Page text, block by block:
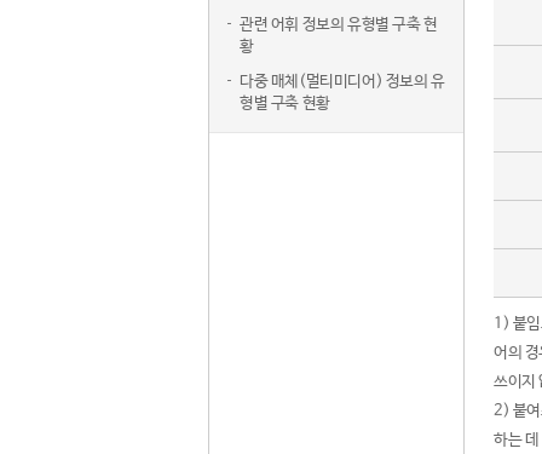
관련 어휘 정보의 유형별 구축 현
황
다중 매체(멀티미디어) 정보의 유
형별 구축 현황
1) 붙
어의
쓰이지
2) 붙여
하는